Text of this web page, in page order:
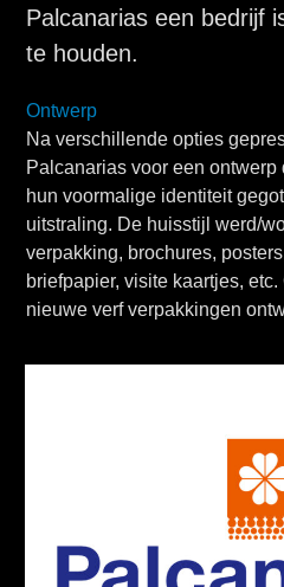
Palcanarias een bedrijf
te houden.
Ontwerp
Na verschillende opties
Palcanarias voor een
hun voormalige identiteit
uitstraling. De huisstijl werd/
verpakking, brochures,
briefpapier, visite kaartjes,
nieuwe verf verpakkingen